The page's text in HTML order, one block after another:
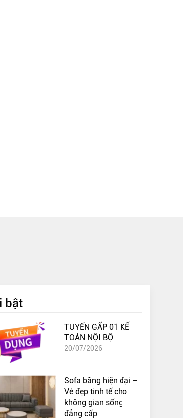
bật
TUYỂN GẤP 01 KẾ
TOÁN NỘI BỘ
20/07/2026
Sofa băng hiện đại –
Vẻ đẹp tinh tế cho
không gian sống
đẳng cấp